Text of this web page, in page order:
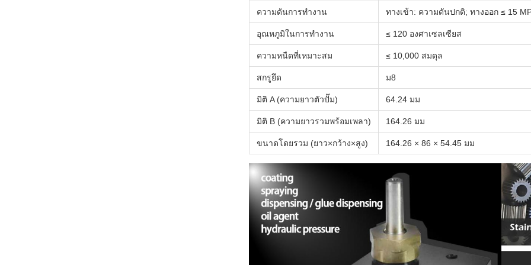
ความดันการทำงาน ทางเข้า: ความดันปกติ; ทางออก ≤ 15
อุณหภูมิในการทำงาน ≤ 120 องศาเซลเซียส
ความหนืดที่เหมาะสม ≤ 10,000 สมดุล
สกรูยึด ม8
มิติ A (ความยาวตัวปั๊ม) 64.24 มม
มิติ B (ความยาวรวมพร้อมเพลา) 164.26 มม
ขนาดโดยรวม (ยาว×กว้าง×สูง) 164.26 × 86 × 54.45 มม